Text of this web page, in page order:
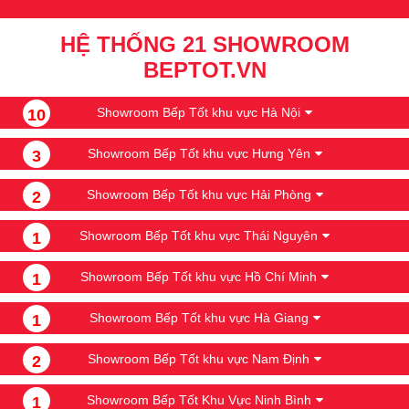
trình xả cuối đồng thời sẽ tăng dài thời gian sấy để đem lại
hiệu quả sấy khô tốt hơn.
- Công nghệ sấy PerfectDry with Zeolith® - Sấy khô bằng
hạt Zeolith. Các hạt nhiệt Zeolith hấp thụ hơi ẩm sau đó biến
nó thành khí nóng truyền ngược vào khoang bát giúp sấy
khô bát đĩa hiệu quả và tiết kiệm.
Công Nghệ Sấy Perfectdry With Zeolith®
HỆ THỐNG 21 SHOWROOM
BEPTOT.VN
10 Showroom Bếp Tốt khu vực Hà Nội
3 Showroom Bếp Tốt khu vực Hưng Yên
2 Showroom Bếp Tốt khu vực Hải Phòng
1 Showroom Bếp Tốt khu vực Thái Nguyên
1 Showroom Bếp Tốt khu vực Hồ Chí Minh
1 Showroom Bếp Tốt khu vực Hà Giang
2 Showroom Bếp Tốt khu vực Nam Định
1 Showroom Bếp Tốt Khu Vực Ninh Bình